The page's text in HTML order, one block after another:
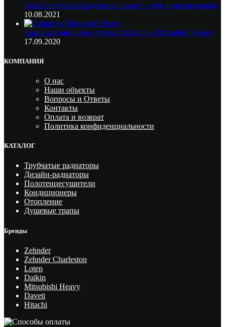
Какой трубчатый радиатор ставят у себя дома продавцы
10.08.2021
Какой кондиционер лучше Daikin или Mitsubishi Heavy
17.09.2020
КОМПАНИЯ
О нас
Наши объекты
Вопросы и Ответы
Контакты
Оплата и возврат
Политика конфиденциальности
КАТАЛОГ
Трубчатые радиаторы
Дизайн-радиаторы
Полотенцесушители
Кондиционеры
Отопление
Душевые трапы
Бренды
Zehnder
Zehnder Charleston
Loten
Daikin
Mitsubishi Heavy
Daveti
Hitachi